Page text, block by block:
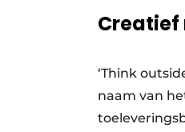
Creatief
‘Think
naam van